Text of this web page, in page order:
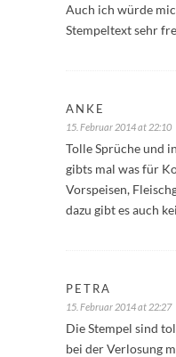
Auch ich würde
Stempeltext sehr
ANKE
15. Februar 2014 at 22:10
Tolle Sprüche und
gibts mal was für
Vorspeisen,
dazu gibt es auch
PETRA
15. Februar 2014 at 22:27
Die Stempel sind
bei der Verlosung